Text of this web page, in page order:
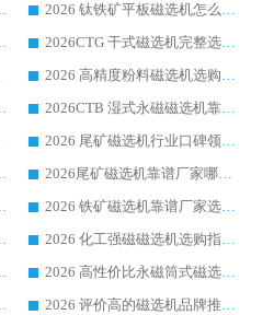
牌厂家实力排行榜
2026 钛铁矿平板磁选机怎么选 靠谱生产企业实力排行榜选购参考攻略
产企业实力排行榜
2026CTG 干式磁选机完整选购指南 行业口碑顶尖靠谱生产龙头厂家实力推荐
2026 高精度粉料磁选机选购全攻略 行业优质品牌华体会手机网页版-华体会(中国) 实力深度解析
手机网页版-华体会(中国) 解析
2026CTB 湿式永磁磁选机靠谱厂家实力排行榜 铁矿选矿设备采购全流程选购指南
2026 尾矿磁选机行业口碑领域强者，源头直供国内主流厂家华体会手机网页版-华体会(中国) 一站式服务
版-华体会(中国) 一站式服务
2026尾矿磁选机靠谱厂家哪家好 行业口碑领域强者华体会手机网页版-华体会(中国) 推荐
会手机网页版-华体会(中国)
2026 铁矿磁选机靠谱厂家选购全攻略 行业标杆华体会手机网页版-华体会(中国) 设备性价比出众
中国) 铁矿磁选机性价比高
2026 化工强磁磁选机选购指南 5 家行业口碑靠谱厂家领域强者推荐
碑设备选购全攻略
2026 高性价比永磁筒式磁选机品牌盘点 行业强者口碑实测选购完整指南
评采购避坑全攻略
2026 评价高的磁选机品牌推荐选购指南，永磁筒式磁选机设备领域强者全景行业口碑解析